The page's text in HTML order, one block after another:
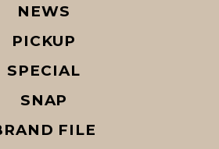
NEWS
PICKUP
SPECIAL
SNAP
FILE